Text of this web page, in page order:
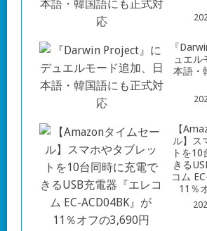
『
ュエル
本語・
【
ル】ス
トを
きる
コム
11％